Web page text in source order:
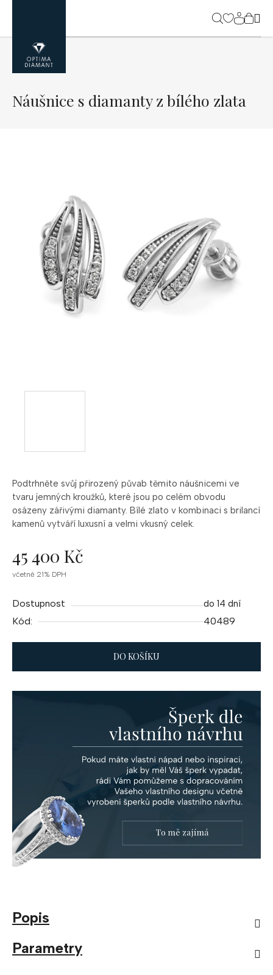
obsah
Podtrhněte svůj přirozený půvab těmito náušnicemi ve
tvaru jemných kroužků, které jsou po celém obvodu
osázeny zářivými diamanty. Bílé zlato v kombinaci s brilancí
kamenů vytváří luxusní a velmi vkusný celek.
45 400 Kč
Měrná
včetně 21% DPH
Dostupnost do 14 dní
Kód: 40489
DO KOŠÍKU
Náušnice s diamanty z bílého zlata
Popis
Parametry